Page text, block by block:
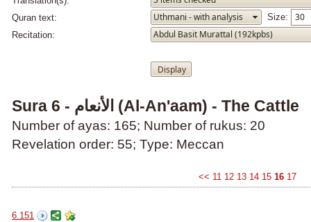
Quran text:
Size:
Recitation:
Sura 6 - الأنعام (Al-An'aam) - The Cattle
Number of ayas: 165; Number of rukus: 20
Revelation order: 55; Type: Meccan
<< 11 12 13 14 15 16 17
6.151